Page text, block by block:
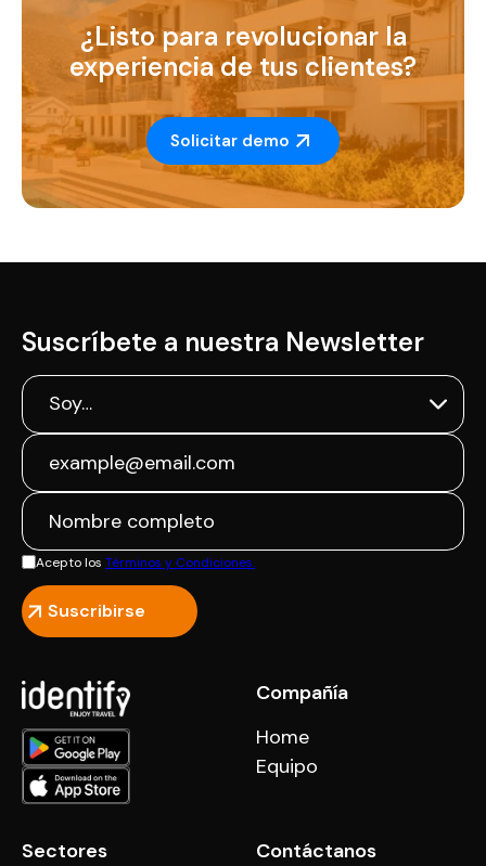
¿Listo para revolucionar la
experiencia de tus clientes?
Solicitar demo
Suscríbete a nuestra Newsletter
Acepto los Términos y Condiciones.
Compañía
Home
Equipo
Sectores
Contáctanos